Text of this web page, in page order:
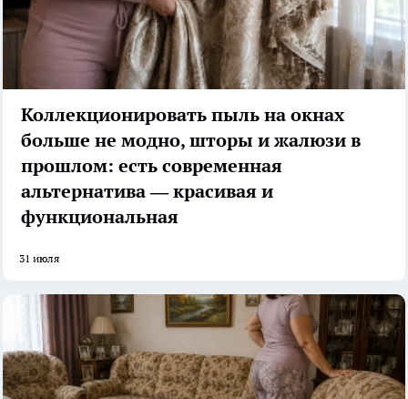
Коллекционировать пыль на окнах
больше не модно, шторы и жалюзи в
прошлом: есть современная
альтернатива — красивая и
функциональная
31 июля